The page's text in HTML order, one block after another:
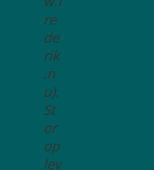
re
de
rik
.n
u).
St
or
op
lev